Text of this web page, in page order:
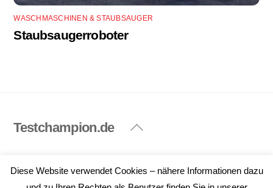
WASCHMASCHINEN & STAUBSAUGER
Staubsaugerroboter
Back
Testchampion.de
Diese Website verwendet Cookies – nähere Informationen dazu